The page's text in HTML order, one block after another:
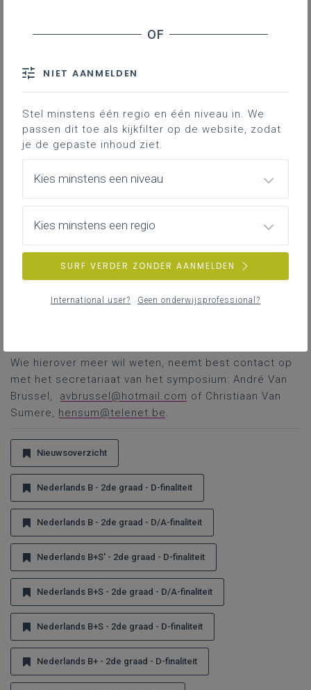
en verdraagzaamheid inzet voor de kennis en
de Lage Landen in de wereld, organiseert op
donderdag 16 april
symposium voor leerkrachten Nederlands (en andere
talen).
literatuur en onderwijs – in een inspirerende
rijkdom van het Nederlands. Heel concreet betekent
dit dat enkele jonge Vlaamse dichteressen gaan
van onze taal te belichten. Vervolgens gaan de
deelnemers, in het bijzonder de mensen uit het
meertaligheid in gesprek. Het symposium begint om
Wie hierover meer wil weten, neemt best contact op
met het secretariaat van het symposium: André Van
Brussel, avbrussel@hotmail.com of Christiaan Van
Sumere, hensum@telenet.be.
Nieuwsoverzicht
Nederlands B - 2de graad - D-finaliteit
Nederlands B - 2de graad - D/A-finaliteit
Nederlands B+S' - 2de graad - D-finaliteit
Nederlands B+S - 2de graad - D/A-finaliteit
Nederlands B+S - 2de graad - D-finaliteit
Nederlands B+ - 2de graad - D-finaliteit
NIET AANMELDEN
Stel minstens één regio en één niveau in. We
passen dit toe als kijkfilter op de website, zodat
je de gepaste inhoud ziet.
Kies minstens een niveau
Kies minstens een regio
SURF VERDER ZONDER AANMELDEN
International user? Geen onderwijsprofessional?